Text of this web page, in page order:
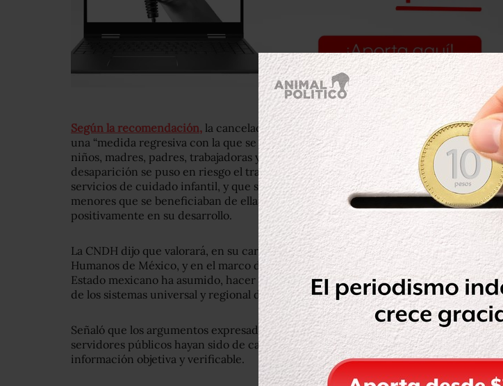
Según la recomendación, la cancelación del Programa de Estancias Infantiles fue
una “medida regresiva con la que se violan diversos derechos humanos” de niñas y
niños, madres, padres, trabajadoras y responsables de estos centros. Con su
desaparición se puso en riesgo el trabajo de madres y padres por la falta de acceso a
servicios de cuidado infantil, y que se omitió valorar el interés superior de los
menores que se beneficiaban de ellas, a pesar de que se demostró que impactaban
positivamente en su desarrollo.
La CNDH dijo que valorará, en su carácter de Institución Nacional de Derechos
Humanos de México, y en el marco de los compromisos internacionales que el
Estado mexicano ha asumido, hacer del conocimiento de las relatorías e instancias
de los sistemas universal y regional de derechos humanos el presente asunto.
Señaló que los argumentos expresados para oponerse a la comparecencia de los
servidores públicos hayan sido de carácter ideológico o político, sin sustento en
información objetiva y verificable.